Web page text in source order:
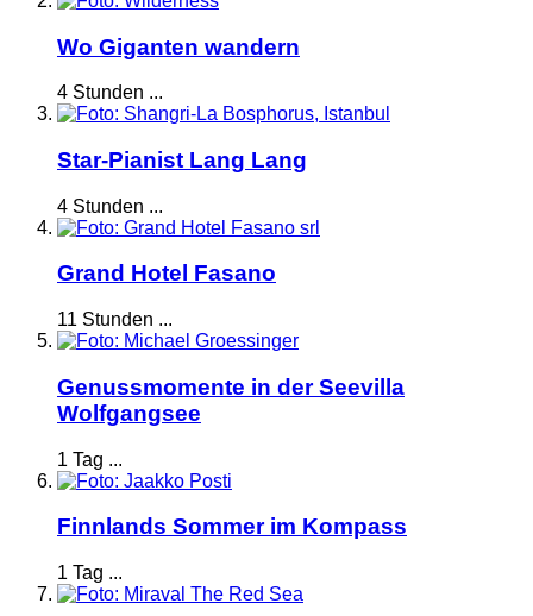
Wo Giganten wandern
4 Stunden ...
Star-Pianist Lang Lang
4 Stunden ...
Grand Hotel Fasano
11 Stunden ...
Genussmomente in der Seevilla
Wolfgangsee
1 Tag ...
Finnlands Sommer im Kompass
1 Tag ...